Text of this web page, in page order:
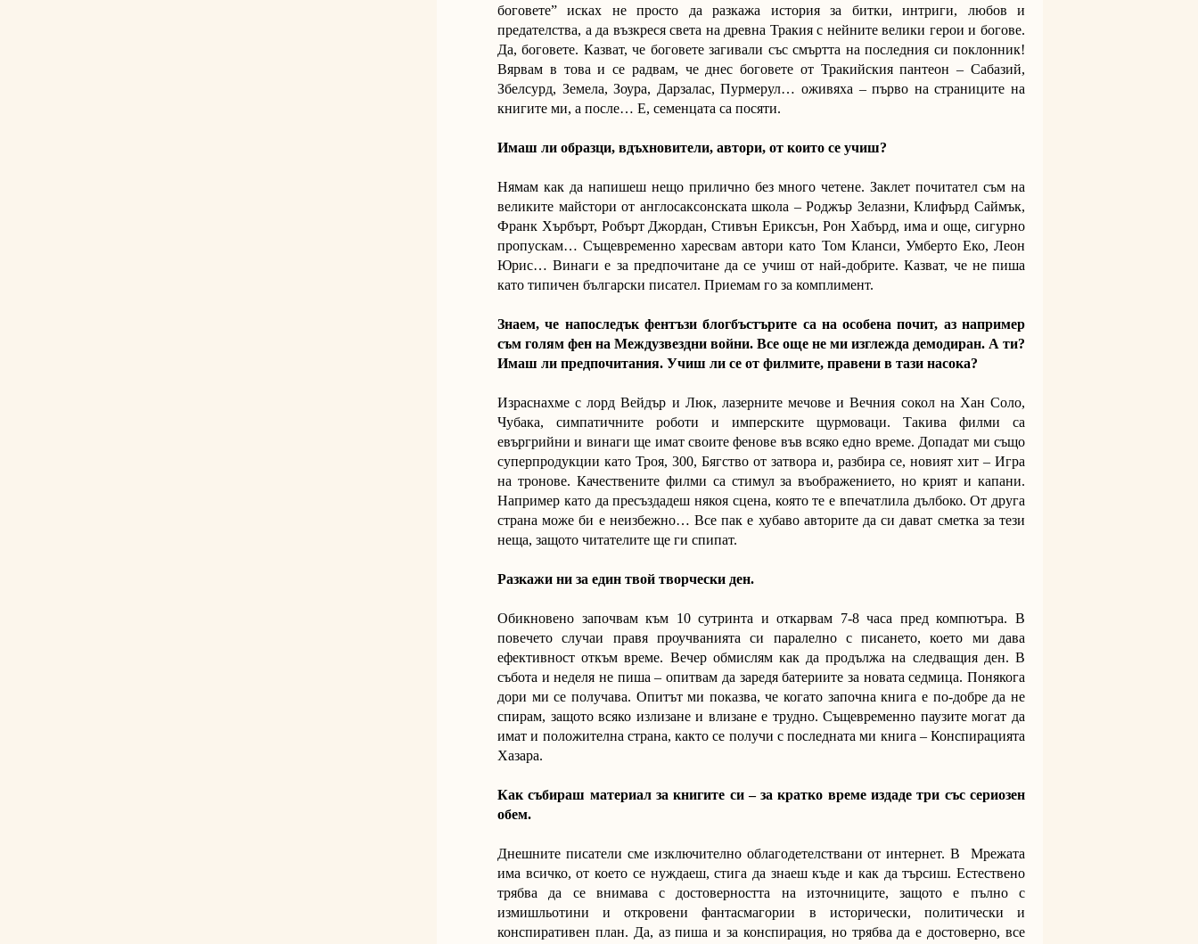
боговете” исках не просто да разкажа история за битки, интриги, любов и
предателства, а да възкреся света на древна Тракия с нейните велики герои и богове.
Да, боговете. Казват, че боговете загивали със смъртта на последния си поклонник!
Вярвам в това и се радвам, че днес боговете от Тракийския пантеон – Сабазий,
Збелсурд, Земела, Зоура, Дарзалас, Пурмерул… оживяха – първо на страниците на
книгите ми, а после… Е, семенцата са посяти.
Имаш ли образци, вдъхновители, автори, от които се учиш?
Нямам как да напишеш нещо прилично без много четене. Заклет почитател съм на
великите майстори от англосаксонската школа – Роджър Зелазни, Клифърд Саймък,
Франк Хърбърт, Робърт Джордан, Стивън Ериксън, Рон Хабърд, има и още, сигурно
пропускам… Същевременно харесвам автори като Том Кланси, Умберто Еко, Леон
Юрис… Винаги е за предпочитане да се учиш от най-добрите. Казват, че не пиша
като типичен български писател. Приемам го за комплимент.
Знаем, че напоследък фентъзи блогбъстърите са на особена почит, аз например
съм голям фен на Междузвездни войни. Все още не ми изглежда демодиран. А ти?
Имаш ли предпочитания. Учиш ли се от филмите, правени в тази насока?
Израснахме с лорд Вейдър и Люк, лазерните мечове и Вечния сокол на Хан Соло,
Чубака, симпатичните роботи и имперските щурмоваци. Такива филми са
евъргрийни и винаги ще имат своите фенове във всяко едно време. Допадат ми също
суперпродукции като Троя, 300, Бягство от затвора и, разбира се, новият хит – Игра
на тронове. Качествените филми са стимул за въображението, но крият и капани.
Например като да пресъздадеш някоя сцена, която те е впечатлила дълбоко. От друга
страна може би е неизбежно… Все пак е хубаво авторите да си дават сметка за тези
неща, защото читателите ще ги спипат.
Разкажи ни за един твой творчески ден.
Обикновено започвам към 10 сутринта и откарвам 7-8 часа пред компютъра. В
повечето случаи правя проучванията си паралелно с писането, което ми дава
ефективност откъм време. Вечер обмислям как да продължа на следващия ден. В
събота и неделя не пиша – опитвам да заредя батериите за новата седмица. Понякога
дори ми се получава. Опитът ми показва, че когато започна книга е по-добре да не
спирам, защото всяко излизане и влизане е трудно. Същевременно паузите могат да
имат и положителна страна, както се получи с последната ми книга – Конспирацията
Хазара.
Как събираш материал за книгите си – за кратко време издаде три със сериозен
обем.
Днешните писатели сме изключително облагодетелствани от интернет. В Мрежата
има всичко, от което се нуждаеш, стига да знаеш къде и как да търсиш. Естествено
трябва да се внимава с достоверността на източниците, защото е пълно с
измишльотини и откровени фантасмагории в исторически, политически и
конспиративен план. Да, аз пиша и за конспирация, но трябва да е достоверно, все